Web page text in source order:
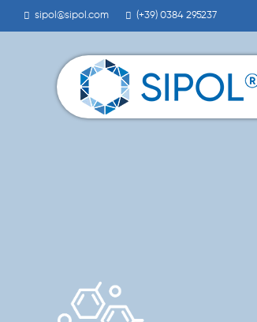
sipol@sipol.com (+39) 0384 295237